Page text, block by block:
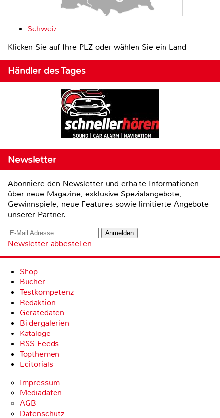
Schweiz
Klicken Sie auf Ihre PLZ oder wählen Sie ein Land
Händler des Tages
Newsletter
Abonniere den Newsletter und erhalte Informationen
über neue Magazine, exklusive Spezialangebote,
Gewinnspiele, neue Features sowie limitierte Angebote
unserer Partner.
Newsletter abbestellen
Shop
Bücher
Testkompetenz
Redaktion
Gerätedaten
Bildergalerien
Kataloge
RSS-Feeds
Topthemen
Editorials
Impressum
Mediadaten
AGB
Datenschutz